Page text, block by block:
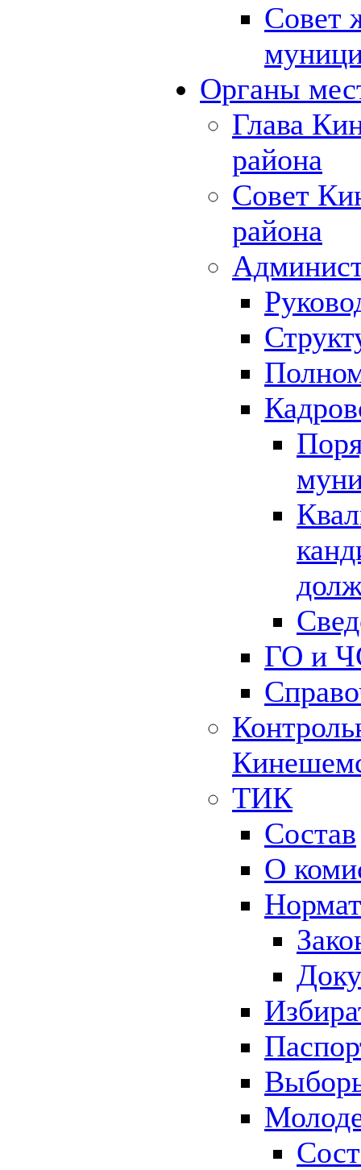
Совет
Органы
Глава
района
Совет
района
ГО и
ТИК
Состав
О